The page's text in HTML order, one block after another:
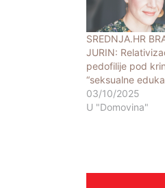
SREDNJA.HR
JURIN:
pedofilije pod
“seksualne
03/10/2025
U "Domovina"